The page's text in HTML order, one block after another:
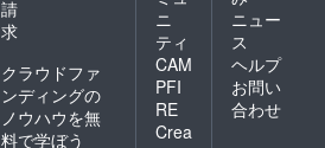
請
求
クラウドファ
ンディングの
ノウハウを無
料で学ぼう
ニ
ティ
CAM
PFI
RE
Crea
ニュー
ス
ヘルプ
お問い
合わせ